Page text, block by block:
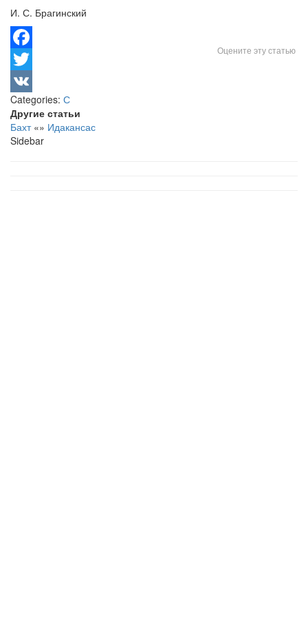
И. С. Брагинский
Оцените эту статью
Facebook
Twitter
VK
Categories: С
Другие статьи
Бахт«» Идакансас
Sidebar